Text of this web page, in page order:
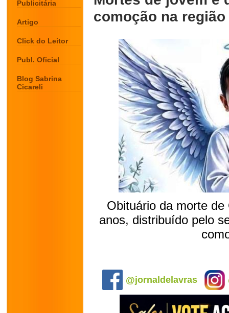
Publicitária
Artigo
Click do Leitor
Publ. Oficial
Blog Sabrina
Cicareli
comoção na
Obituário da morte
anos, distribuído pelo
@jornaldelavras